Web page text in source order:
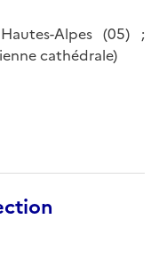
Alpes (05) ;
cathédrale)